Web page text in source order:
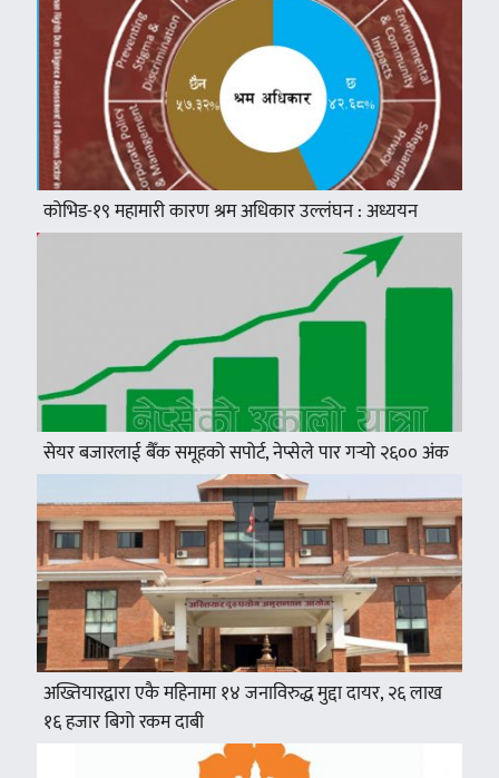
कोभिड-१९ महामारी कारण श्रम अधिकार उल्लंघन : अध्ययन
सेयर बजारलाई बैँक समूहको सपोर्ट, नेप्सेले पार गर्‍यो २६०० अंक
अख्तियारद्वारा एकै महिनामा १४ जनाविरुद्ध मुद्दा दायर, २६ लाख
१६ हजार बिगो रकम दाबी